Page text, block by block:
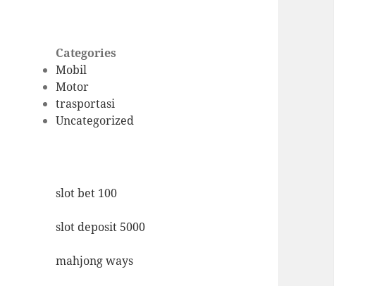
Categories
Mobil
Motor
trasportasi
Uncategorized
slot bet 100
slot deposit 5000
mahjong ways